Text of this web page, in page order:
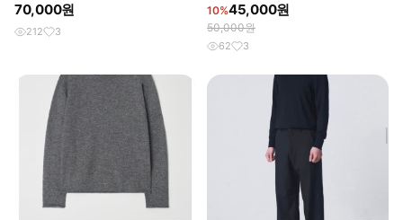
70,000원
212 3
10%45,000원
50,000원
62 3